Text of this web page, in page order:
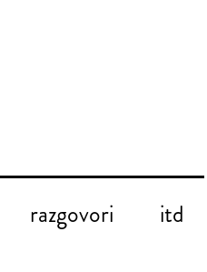
razgovori itd